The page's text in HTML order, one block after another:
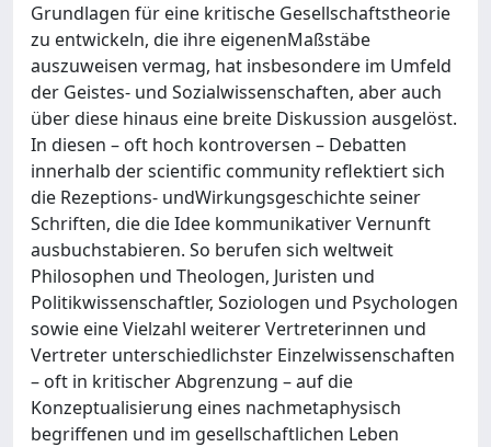
Grundlagen für eine kritische Gesellschaftstheorie
zu entwickeln, die ihre eigenenMaßstäbe
auszuweisen vermag, hat insbesondere im Umfeld
der Geistes- und Sozialwissenschaften, aber auch
über diese hinaus eine breite Diskussion ausgelöst.
In diesen – oft hoch kontroversen – Debatten
innerhalb der scientific community reflektiert sich
die Rezeptions- undWirkungsgeschichte seiner
Schriften, die die Idee kommunikativer Vernunft
ausbuchstabieren. So berufen sich weltweit
Philosophen und Theologen, Juristen und
Politikwissenschaftler, Soziologen und Psychologen
sowie eine Vielzahl weiterer Vertreterinnen und
Vertreter unterschiedlichster Einzelwissenschaften
– oft in kritischer Abgrenzung – auf die
Konzeptualisierung eines nachmetaphysisch
begriffenen und im gesellschaftlichen Leben